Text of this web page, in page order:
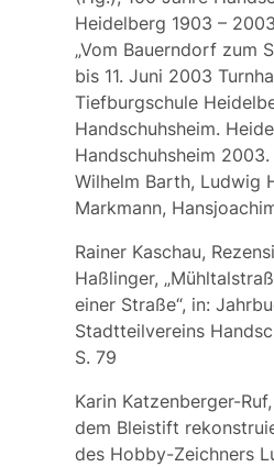
Heidelberg 1903 –
„Vom Bauerndorf zum
bis 11. Juni 2003
Tiefburgschule
Handschuhsheim.
Handschuhsheim
Wilhelm Barth, Ludwig
Markmann,
Rainer Kaschau,
Haßlinger,
einer Straße“, in:
Stadtteilvereins
S. 79
Karin Katzenberger-
dem Bleistift
des Hobby-Zeichners